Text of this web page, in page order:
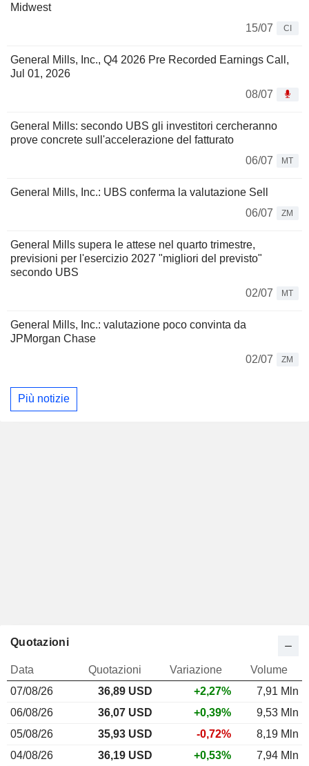
Midwest
15/07
CI
General Mills, Inc., Q4 2026 Pre Recorded Earnings Call,
Jul 01, 2026
08/07
General Mills: secondo UBS gli investitori cercheranno
prove concrete sull'accelerazione del fatturato
06/07
MT
General Mills, Inc.: UBS conferma la valutazione Sell
06/07
ZM
General Mills supera le attese nel quarto trimestre,
previsioni per l'esercizio 2027 "migliori del previsto"
secondo UBS
02/07
MT
General Mills, Inc.: valutazione poco convinta da
JPMorgan Chase
02/07
ZM
Più notizie
Quotazioni
Data Quotazioni Variazione
Volume
07/08/26
36,89 USD +2,27%
7,91 Mln
06/08/26
36,07 USD +0,39%
9,53 Mln
05/08/26
35,93 USD -0,72%
8,19 Mln
04/08/26
36,19 USD +0,53%
7,94 Mln